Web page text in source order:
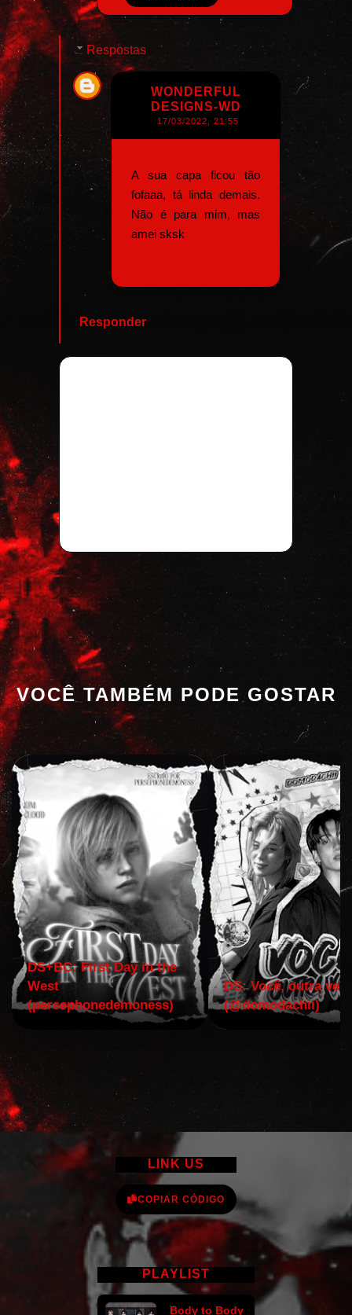
Respostas
WONDERFUL
DESIGNS-WD
17/03/2022, 21:55
A sua capa ficou tão
fofaaa, tá linda demais.
Não é para mim, mas
amei sksk
Responder
VOCÊ TAMBÉM PODE GOSTAR
DS+BC: First Day in the
West
(persephonedemoness)
DS: Você, outra vez!
(@domodachii)
LINK US
COPIAR CÓDIGO
PLAYLIST
Body to Body